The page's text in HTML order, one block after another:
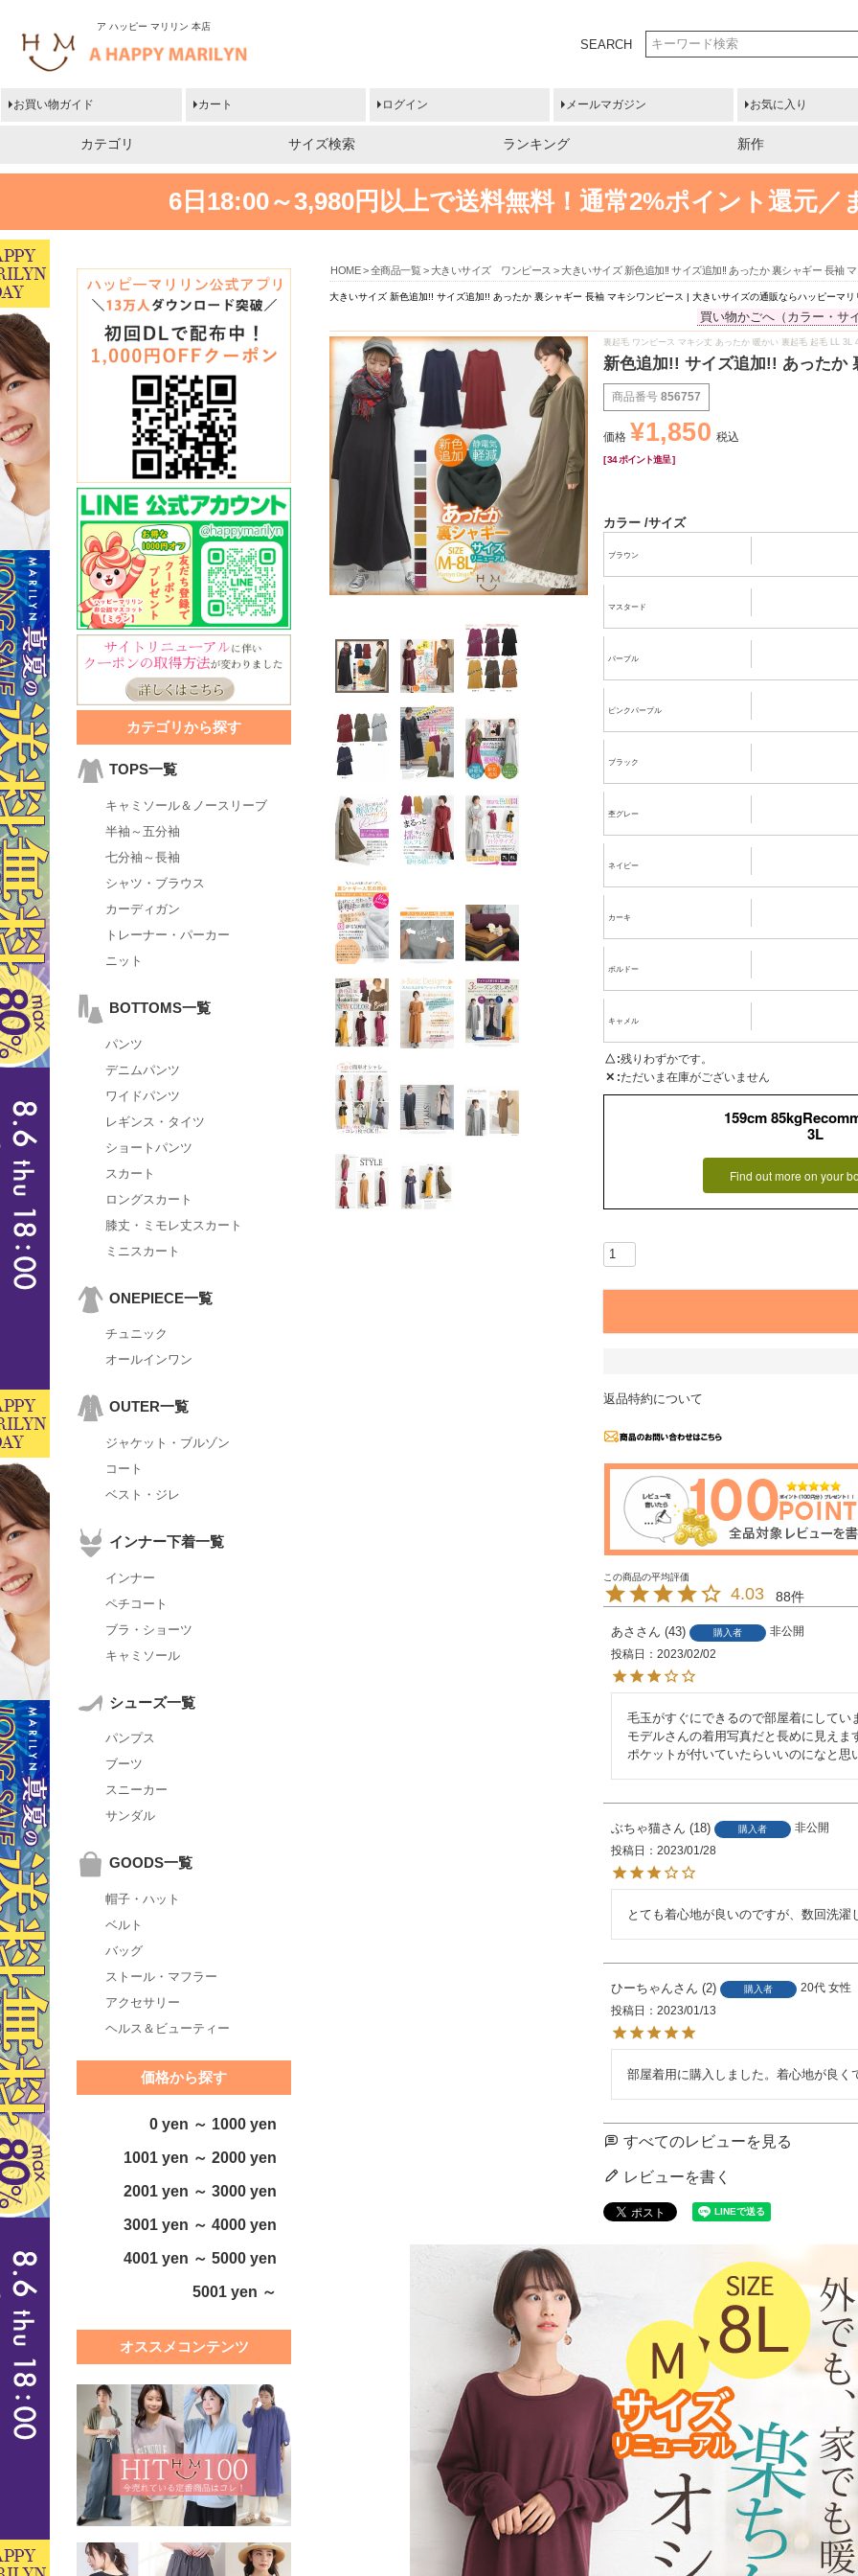
ア ハッピー マリリン 本店
SEARCH
お買い物ガイド カート ログイン メールマガジン お気に入り
カテゴリ サイズ検索 ランキング 新作
6日18:00～3,980円以上で送料無料！ 通常2%ポイント還元／
カテゴリから探す
TOPS一覧
キャミソール＆ノースリーブ
半袖～五分袖
七分袖～長袖
シャツ・ブラウス
カーディガン
トレーナー・パーカー
ニット
BOTTOMS一覧
パンツ
デニムパンツ
ワイドパンツ
レギンス・タイツ
ショートパンツ
スカート
ロングスカート
膝丈・ミモレ丈スカート
ミニスカート
ONEPIECE一覧
チュニック
オールインワン
OUTER一覧
ジャケット・ブルゾン
コート
ベスト・ジレ
インナー下着一覧
インナー
ペチコート
ブラ・ショーツ
キャミソール
シューズ一覧
パンプス
ブーツ
スニーカー
サンダル
GOODS一覧
帽子・ハット
ベルト
バッグ
ストール・マフラー
アクセサリー
ヘルス＆ビューティー
価格から探す
0 yen ～ 1000 yen
1001 yen ～ 2000 yen
2001 yen ～ 3000 yen
3001 yen ～ 4000 yen
4001 yen ～ 5000 yen
5001 yen ～
オススメコンテンツ
HOME 全商品一覧 大きいサイズ ワンピース 大きいサイズ 新色追加!! サイズ追加!! あったか 裏シャギー 長袖
大きいサイズ 新色追加!! サイズ追加!! あったか 裏シャギー 長袖 マキシワンピース | 大きいサイズの通販ならハッピーマリ
買い物かごへ（カラー・サ
裏起毛 ワンピース マキシ丈 あったか 暖かい 裏起毛 起毛 LL
新色追加!! サイズ追加!! あったか
商品番号 856757
価格 ¥1,850 税込
[34 ポイント進呈 ]
カラー サイズ
ブラウン
マスタード
パープル
ピンクパープル
ブラック
杢グレー
ネイビー
カーキ
ボルドー
キャメル
△ 残りわずかです。
✕ ただいま在庫がございません
159cm
3L
Find out more on your
返品特約について
4.03 88
あさ 43 購入者
非公開
投稿日
2023/02/02
毛玉がすぐにできるので部屋着にしてい
モデルさんの着用写真だと長めに見えま
ポケットが付いていたらいいのになと思
ぶちゃ猫 18 購入者
非公開
投稿日
2023/01/28
とても着心地が良いのですが、数回洗濯
ひーちゃん 2 購入者 20代 女性
投稿日
2023/01/13
部屋着用に購入しました。着心地が良く
すべてのレビューを見る
レビューを書く